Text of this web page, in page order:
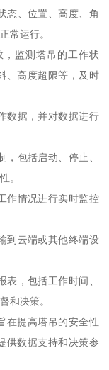
态、位置、高度、角
常运行。
监测塔吊的工作状
、高度超限等，及时
数据，并对数据进行
包括启动、停止、
。
作情况进行实时监控
到云端或其他终端设
，包括工作时间、
和决策。
在提高塔吊的安全性
供数据支持和决策参